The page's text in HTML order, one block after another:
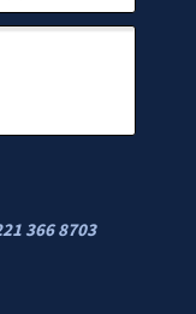
366 8703